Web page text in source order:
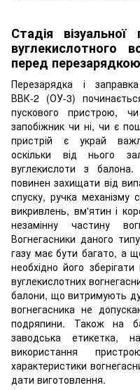
Стадія
вуглекислотного
перед перезарядкою
Перезарядка і
ВВК-2 (ОУ-3)
пускового пристрою,
запобіжник чи ні, чи є
пристрій є украй
оскільки від нього
вуглекислоти з
повинен захищати від
спуску, ручка механізму
викривлень, вм'ятин і
незамінну частину
Вогнегасники даного
газу має бути багато, а
необхідно його
вуглекислотних
балони, що витримують
вогнегасника не
подряпини. Також на
заводська етикетка,
використання
характеристики
дати виготовлення.